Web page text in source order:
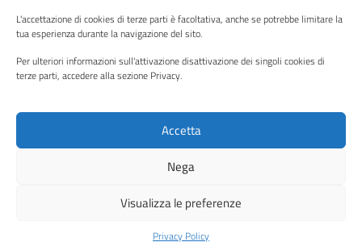
L'accettazione di cookies di terze parti è facoltativa, anche se potrebbe limitare la
tua esperienza durante la navigazione del sito.
Per ulteriori informazioni sull'attivazione disattivazione dei singoli cookies di
terze parti, accedere alla sezione Privacy.
Accetta
Nega
Visualizza le preferenze
Privacy Policy
Piano di miglioramento del sito
Instagram